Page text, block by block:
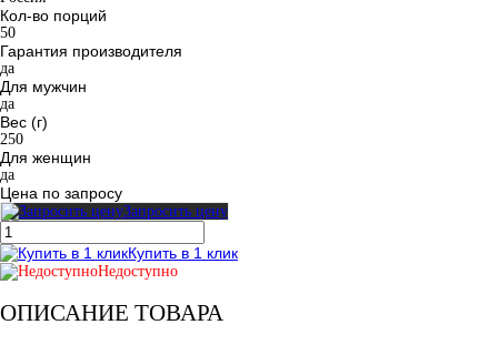
Кол-во порций
50
Гарантия производителя
да
Для мужчин
да
Вес (г)
250
Для женщин
да
Цена по запросу
Запросить цену
Купить в 1 клик
Недоступно
ОПИСАНИЕ ТОВАРА